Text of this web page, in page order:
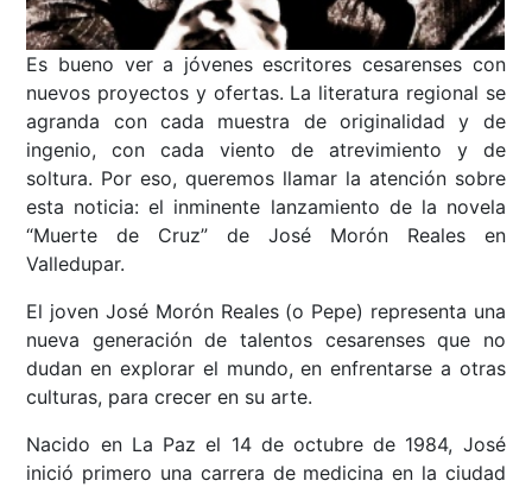
Es bueno ver a jóvenes escritores cesarenses con
nuevos proyectos y ofertas. La literatura regional se
agranda con cada muestra de originalidad y de
ingenio, con cada viento de atrevimiento y de
soltura. Por eso, queremos llamar la atención sobre
esta noticia: el inminente lanzamiento de la novela
“Muerte de Cruz” de José Morón Reales en
Valledupar.
El joven José Morón Reales (o Pepe) representa una
nueva generación de talentos cesarenses que no
dudan en explorar el mundo, en enfrentarse a otras
culturas, para crecer en su arte.
Nacido en La Paz el 14 de octubre de 1984, José
inició primero una carrera de medicina en la ciudad